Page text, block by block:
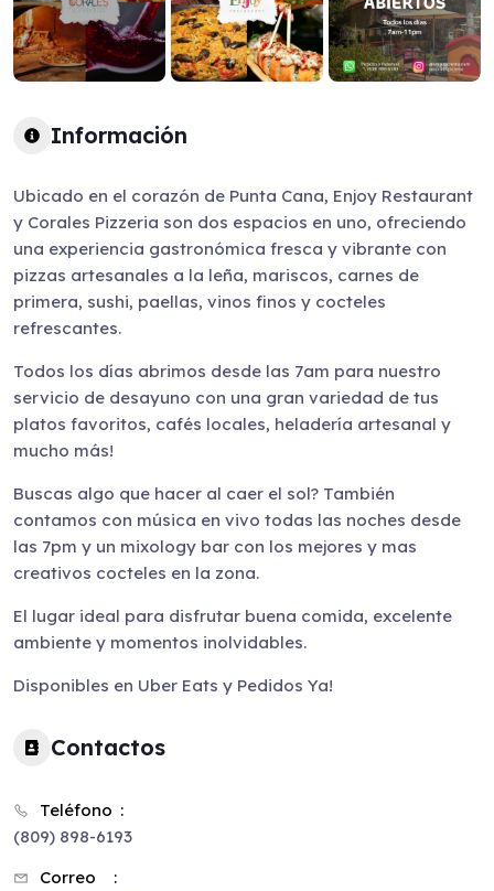
Información
Ubicado en el corazón de Punta Cana, Enjoy Restaurant
y Corales Pizzeria son dos espacios en uno, ofreciendo
una experiencia gastronómica fresca y vibrante con
pizzas artesanales a la leña, mariscos, carnes de
primera, sushi, paellas, vinos finos y cocteles
refrescantes.
Todos los días abrimos desde las 7am para nuestro
servicio de desayuno con una gran variedad de tus
platos favoritos, cafés locales, heladería artesanal y
mucho más!
Buscas algo que hacer al caer el sol? También
contamos con música en vivo todas las noches desde
las 7pm y un mixology bar con los mejores y mas
creativos cocteles en la zona.
El lugar ideal para disfrutar buena comida, excelente
ambiente y momentos inolvidables.
Disponibles en Uber Eats y Pedidos Ya!
Contactos
Teléfono
(809) 898-6193
Correo